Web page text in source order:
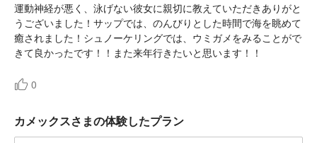
運動神経が悪く、泳げない彼女に親切に教えていただきありがと
うございました！サップでは、のんびりとした時間で海を眺めて
癒されました！シュノーケリングでは、ウミガメをみることがで
きて良かったです！！また来年行きたいと思います！！
0
カメックスさまの体験したプラン